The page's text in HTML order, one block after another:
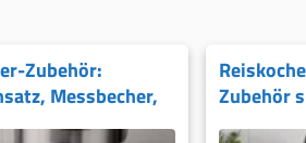
Zubehör:
Messbecher,
Zubehör